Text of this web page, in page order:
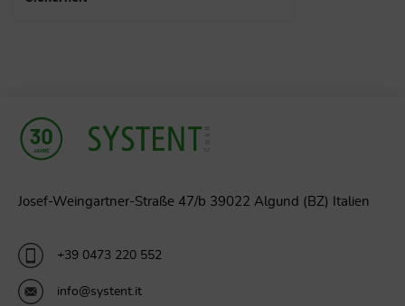
Josef-Weingartner-Straße 47/b 39022 Algund (BZ) Italien
+39 0473 220 552
info@systent.it